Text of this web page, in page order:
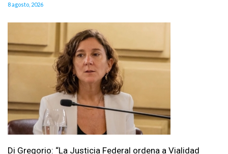
8 agosto, 2026
Di Gregorio: “La Justicia Federal ordena a Vialidad